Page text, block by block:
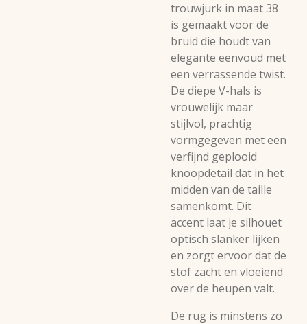
trouwjurk in maat 38
is gemaakt voor de
bruid die houdt van
elegante eenvoud met
een verrassende twist.
De diepe V-hals is
vrouwelijk maar
stijlvol, prachtig
vormgegeven met een
verfijnd geplooid
knoopdetail dat in het
midden van de taille
samenkomt. Dit
accent laat je silhouet
optisch slanker lijken
en zorgt ervoor dat de
stof zacht en vloeiend
over de heupen valt.
De rug is minstens zo